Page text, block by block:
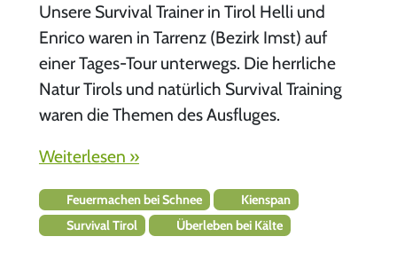
Unsere Survival Trainer in Tirol Helli und
Enrico waren in Tarrenz (Bezirk Imst) auf
einer Tages-Tour unterwegs. Die herrliche
Natur Tirols und natürlich Survival Training
waren die Themen des Ausfluges.
Weiterlesen »
Feuermachen bei Schnee
Kienspan
Survival Tirol
Überleben bei Kälte